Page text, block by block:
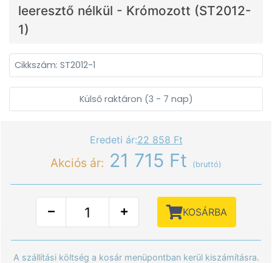
leeresztő nélkül - Krómozott (ST2012-
1)
Cikkszám: ST2012-1
Külső raktáron (3 - 7 nap)
Eredeti ár:22 858 Ft
Akciós ár: 21 715 Ft (bruttó)
KOSÁRBA
A szállítási költség a kosár menüpontban kerül kiszámításra.